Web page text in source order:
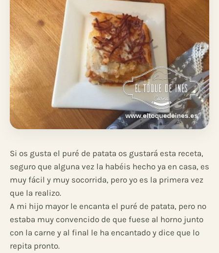
Si os gusta el puré de patata os gustará esta receta,
seguro que alguna vez la habéis hecho ya en casa, es
muy fácil y muy socorrida, pero yo es la primera vez
que la realizo.
A mi hijo mayor le encanta el puré de patata, pero no
estaba muy convencido de que fuese al horno junto
con la carne y al final le ha encantado y dice que lo
repita pronto.